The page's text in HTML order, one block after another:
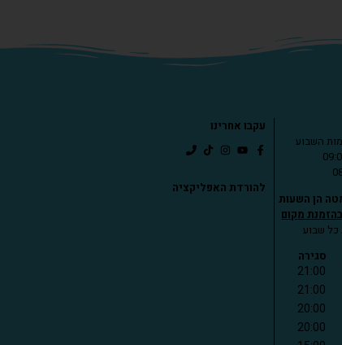
השבוע
הן השעות
בהזמנת מקום
כל שבוע
סגירה
21:00
21:00
20:00
20:00
עקבו אחרינו
להורדת האפליקציה